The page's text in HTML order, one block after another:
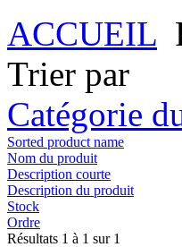
ACCUEIL
Trier par
Catégorie
Sorted product name
Nom du produit
Description courte
Description du produit
Stock
Ordre
Résultats 1 à 1 sur 1